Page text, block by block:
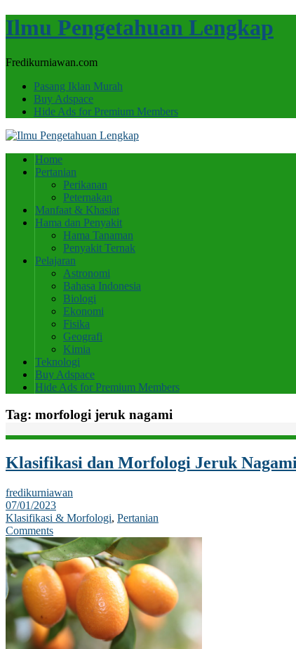
Ilmu Pengetahuan Lengkap
Fredikurniawan.com
Pasang Iklan Murah
Buy Adspace
Hide Ads for Premium Members
Home
Pertanian
Perikanan
Peternakan
Manfaat & Khasiat
Hama dan Penyakit
Hama Tanaman
Penyakit Ternak
Pelajaran
Astronomi
Bahasa Indonesia
Biologi
Ekonomi
Fisika
Geografi
Kimia
Teknologi
Buy Adspace
Hide Ads for Premium Members
Tag: morfologi jeruk nagami
Klasifikasi dan Morfologi Jeruk
fredikurniawan
07/01/2023
Klasifikasi & Morfologi, Pertanian
Comments